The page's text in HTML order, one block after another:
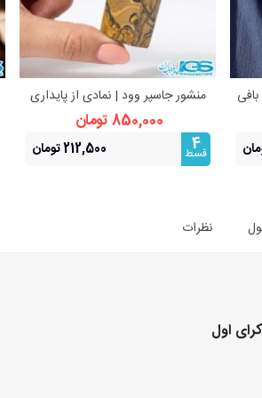
مشاهده بیشتر
منشور جاسپر وود | نمادی از پایداری
850,000 تومان
4
قسط 212,500 تومان
نظرات
اول